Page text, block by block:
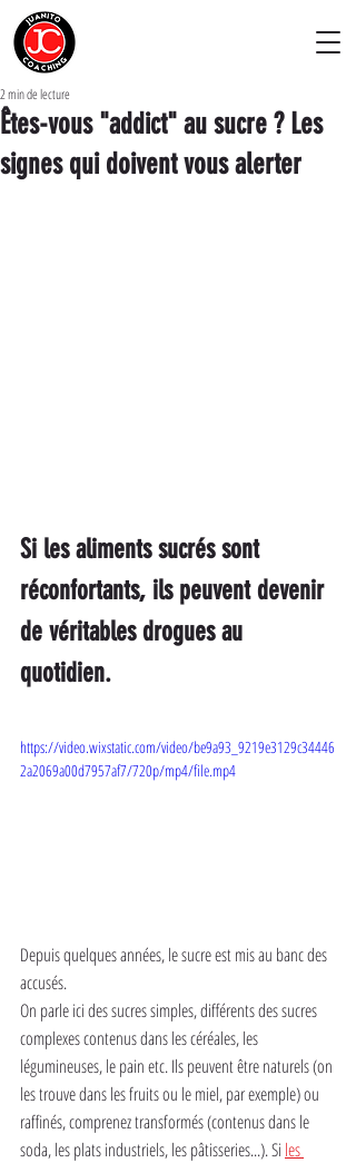
Êtes-vous "addict" au sucre ? Les
signes qui doivent vous alerter
2 min de lecture
Si les aliments sucrés sont
réconfortants, ils peuvent devenir
de véritables drogues au
quotidien.
https://video.wixstatic.com/video/be9a93_9219e3129c34446
2a2069a00d7957af7/720p/mp4/file.mp4
Depuis quelques années, le sucre est mis au banc des
accusés.
On parle ici des sucres simples, différents des sucres
complexes contenus dans les céréales, les
légumineuses, le pain etc. Ils peuvent être naturels (on
les trouve dans les fruits ou le miel, par exemple) ou
raffinés, comprenez transformés (contenus dans le
soda, les plats industriels, les pâtisseries...). Si les